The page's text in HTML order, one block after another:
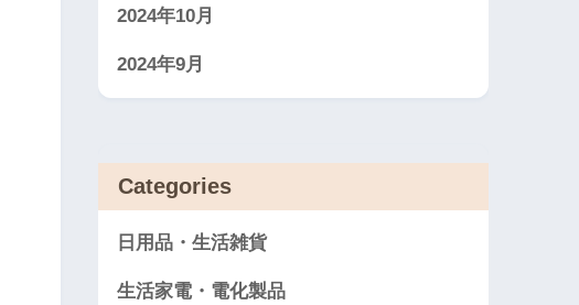
2024年10月
2024年9月
Categories
日用品・生活雑貨
生活家電・電化製品